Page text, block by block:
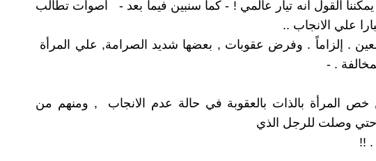
يمكننا القول انه تيار عالمي ! - كما سنبين فيما بعد - أصوات تطالب
علي الانجاب ..
. إلزاماً . وفرض عقوبات , بعضها شديد الصرامة, علي المرأة
. -
المرأة بالذات بالعقوبة في حالة عدم الانجاب , ومنهم من
حتي وصلت للرجل الذي
. !!